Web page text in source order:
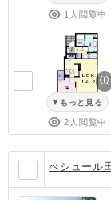
1人閲覧中
もっと見る
2人閲覧中
ぺシュール